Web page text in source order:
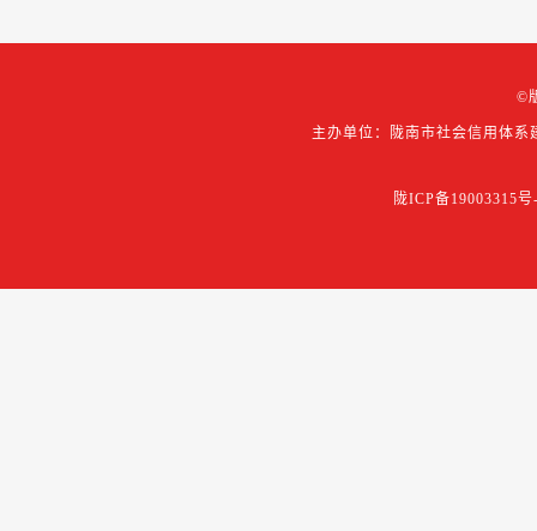
©
主办单位：陇南市社会信用体系
陇ICP备19003315号